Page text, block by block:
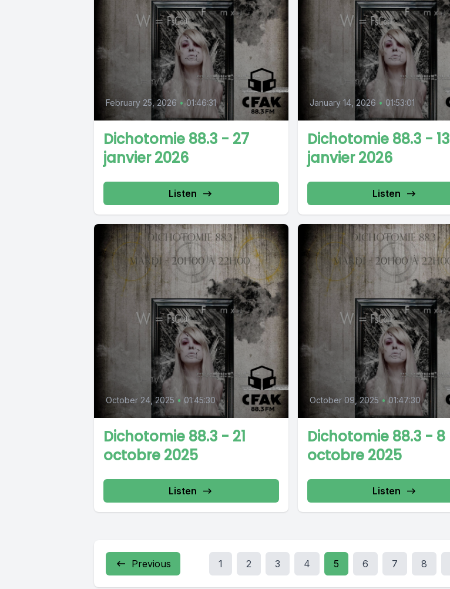
February 25, 2026 • 01:46:31
Dichotomie 88.3 - 27
janvier 2026
Listen
January 14, 2026 • 01:53:01
Dichotomie 88.3 - 13
janvier 2026
Listen
October 24, 2025 • 01:45:30
Dichotomie 88.3 - 21
octobre 2025
Listen
October 09, 2025 • 01:47:30
Dichotomie 88.3 - 8
octobre 2025
Listen
Previous 1 2 3 4 5 6 7 8